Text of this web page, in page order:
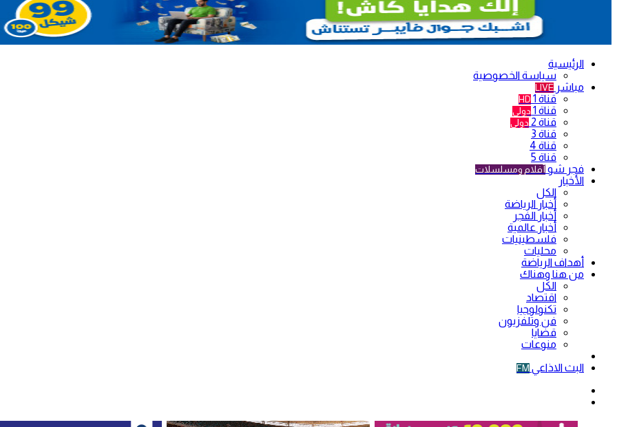
الرئيسية
سياسة الخصوصية
مباشر LIVE
قناة 1 HD
قناة 1 دولي
قناة 2 دولي
قناة 3
قناة 4
قناة 5
فجر شو أفلام ومسلسلات
الأخبار
الكل
أخبار الرياضة
أخبار الفجر
أخبار عالمية
فلسطينيات
محليات
أهداف الرياضة
من هنا وهناك
الكل
اقتصاد
تكنولوجيا
فن وتلفزيون
قضايا
منوعات
البث الاذاعي FM